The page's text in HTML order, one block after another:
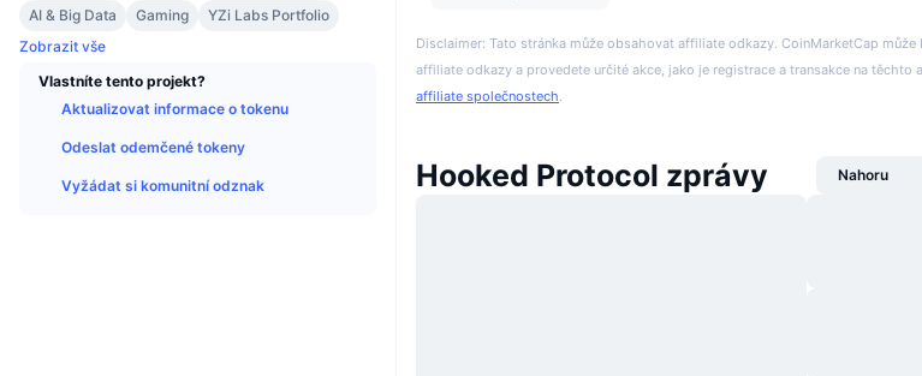
AI & Big Data
Gaming
YZi Labs Portfolio
Zobrazit vše
Vlastníte tento projekt?
Aktualizovat informace o tokenu
Odeslat odemčené tokeny
Vyžádat si komunitní odznak
Disclaimer: Tato stránka může obsahovat affiliate odkazy. CoinMarketCap
affiliate odkazy a provedete určité akce, jako je registrace a transakce na
affiliate společnostech.
Hooked Protocol zprávy Nahoru